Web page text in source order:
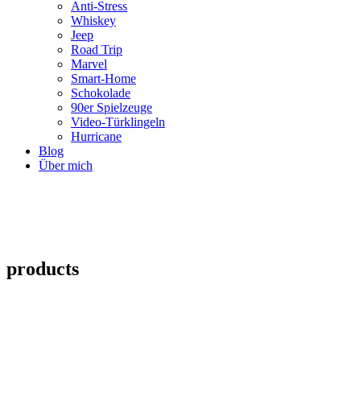
Anti-Stress
Whiskey
Jeep
Road Trip
Marvel
Smart-Home
Schokolade
90er Spielzeuge
Video-Türklingeln
Hurricane
Blog
Über mich
products